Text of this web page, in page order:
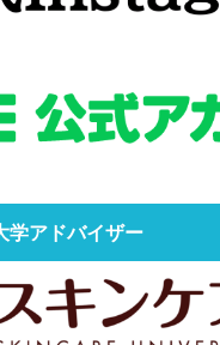
学アドバイザー